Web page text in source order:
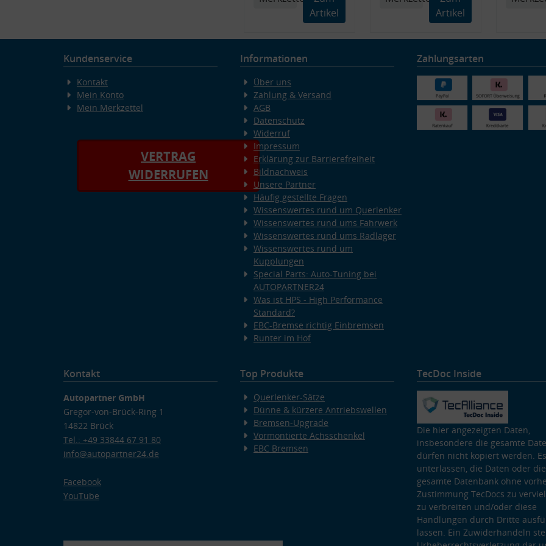
Artikel
Artikel
Kundenservice
Kontakt
Mein Konto
Mein Merkzettel
VERTRAG
WIDERRUFEN
Informationen
Über uns
Zahlung & Versand
AGB
Datenschutz
Widerruf
Impressum
Erklärung zur Barrierefreiheit
Bildnachweis
Unsere Partner
Häufig gestellte Fragen
Wissenswertes rund um Querlenker
Wissenswertes rund ums Fahrwerk
Wissenswertes rund ums Radlager
Wissenswertes rund um
Kupplungen
Special Parts: Auto-Tuning bei
AUTOPARTNER24
Was ist HPS - High Performance
Standard?
EBC-Bremse richtig Einbremsen
Runter im Hof
Zahlungsarten
Kontakt
Autopartner GmbH
Gregor-von-Brück-Ring 1
14822 Brück
Tel.: +49 33844 67 91 80
info@autopartner24.de
Facebook
YouTube
Top Produkte
Querlenker-Sätze
Dünne & kürzere Antriebswellen
Bremsen-Upgrade
Vormontierte Achsschenkel
EBC Bremsen
TecDoc Inside
Die hier angezeigten Daten,
insbesondere die gesamte
dürfen nicht kopiert werden.
unterlassen, die Daten oder die
gesamte Datenbank ohne
Zustimmung TecDocs zu
zu verbreiten und/oder diese
Handlungen durch Dritte
lassen. Ein Zuwiderhandeln